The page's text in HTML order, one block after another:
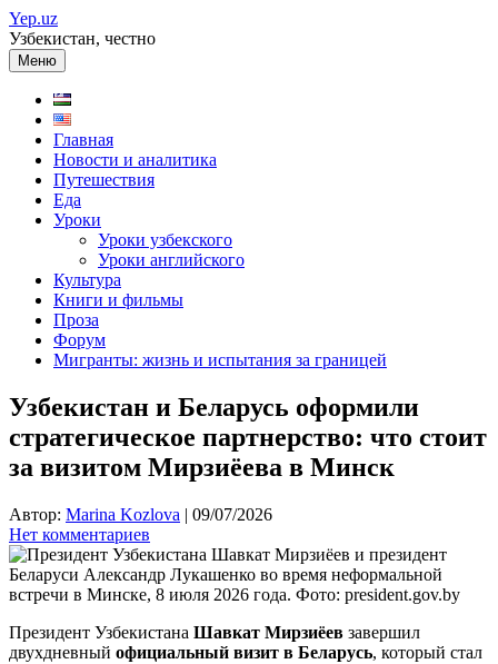
Перейти
к
содержимому
Yep.uz
Узбекистан, честно
Меню
Главная
Новости и аналитика
Путешествия
Еда
Уроки
Уроки узбекского
Уроки английского
Культура
Книги и фильмы
Проза
Форум
Мигранты: жизнь и испытания за границей
Узбекистан и Беларусь оформили
стратегическое партнерство: что стоит
за визитом Мирзиёева в Минск
Автор: Marina Kozlova | 09/07/2026
Нет комментариев
Президент Узбекистана Шавкат Мирзиёев завершил
двухдневный официальный визит в Беларусь, который стал